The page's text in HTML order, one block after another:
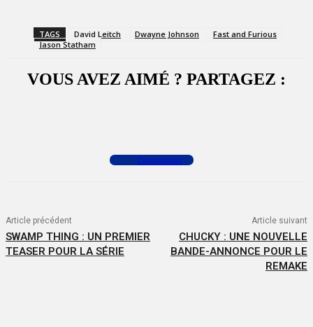
TAGS David Leitch Dwayne Johnson
Fast and Furious
Jason Statham
VOUS AVEZ AIMÉ ? PARTAGEZ :
Commenter
Article précédent
SWAMP THING : UN PREMIER
TEASER POUR LA SÉRIE
Article suivant
CHUCKY : UNE NOUVELLE
BANDE-ANNONCE POUR LE
REMAKE